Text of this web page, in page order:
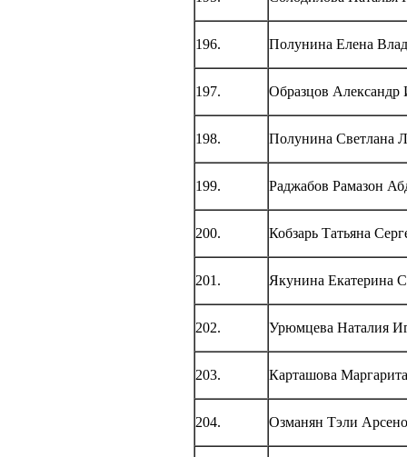
196. Полунина Елена
197. Образцов Александр
198. Полунина Светлана
199. Раджабов Рамазон
200. Кобзарь Татьяна
201. Якунина Екатерина
202. Урюмцева Наталия
203. Карташова
204. Озманян Тэли